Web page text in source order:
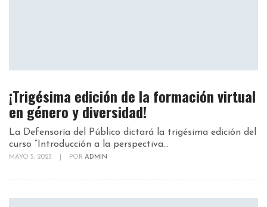
¡Trigésima edición de la formación virtual
en género y diversidad!
La Defensoría del Público dictará la trigésima edición del
curso “Introducción a la perspectiva...
MAYO 5, 2023 POR ADMIN